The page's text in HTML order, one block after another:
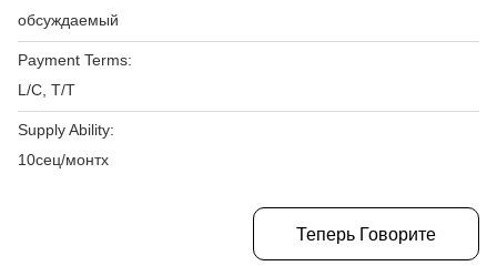
обсуждаемый
Payment Terms:
L/C, T/T
Supply Ability:
10сец/монтх
Теперь Говорите